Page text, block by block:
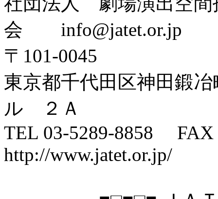
会 info@jatet.or.jp
〒101-0045
東京都千代田区神田鍛
ル ２Ａ
TEL 03-5289-
http://www.jatet.or.jp/